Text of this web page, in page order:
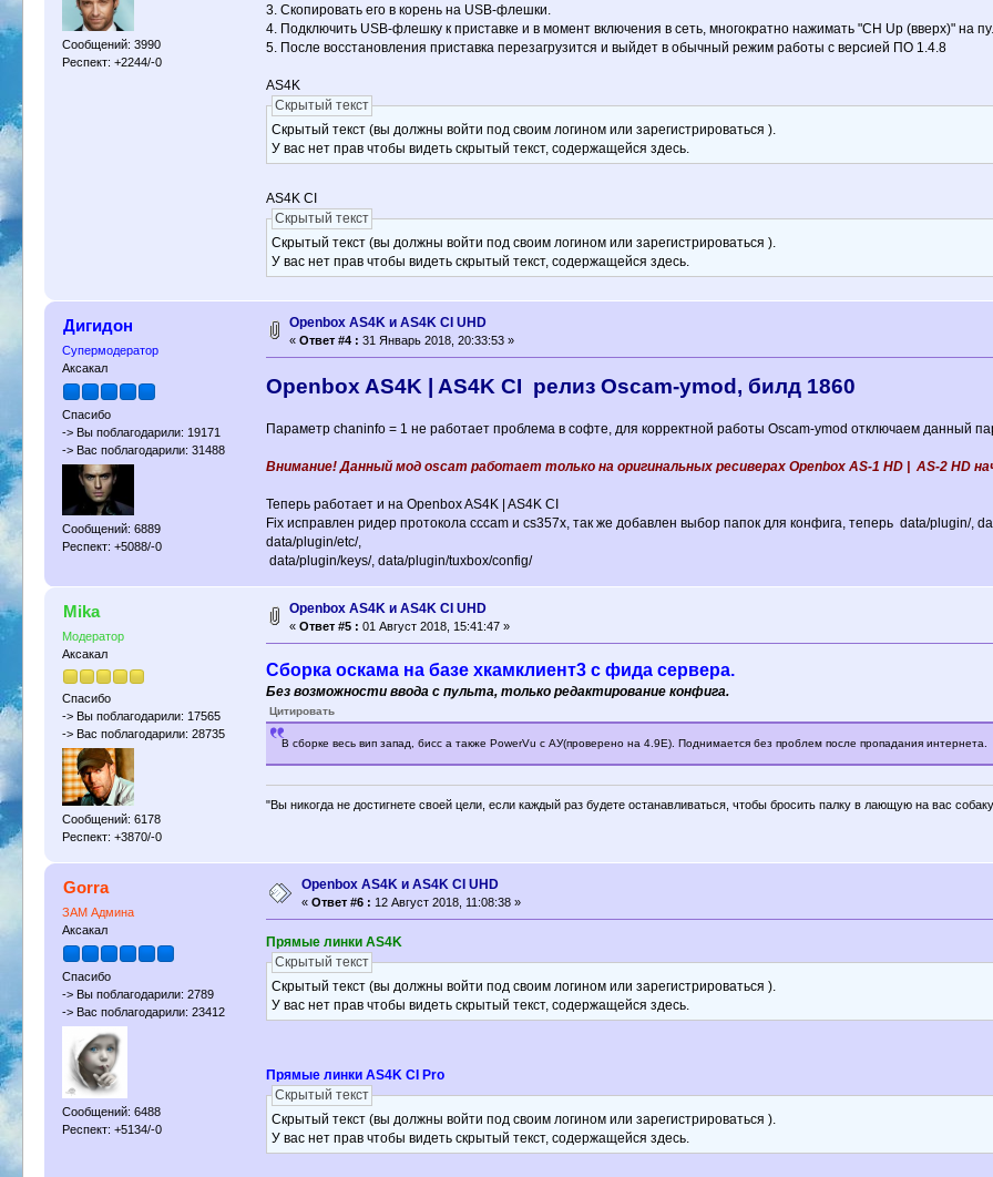
Сообщений: 3990
Респект: +2244/-0
3. Скопировать его в корень на USB-флешки.
4. Подключить USB-флешку к приставке и в момент включения в сеть, многократно нажимать "CH Up (вверх)" на
5. После восстановления приставка перезагрузится и выйдет в обычный режим работы с версией ПО 1.4.8
AS4K
Скрытый текст
Скрытый текст (вы должны войти под своим логином или зарегистрироваться ).
У вас нет прав чтобы видеть скрытый текст, содержащейся здесь.
AS4K CI
Скрытый текст
Скрытый текст (вы должны войти под своим логином или зарегистрироваться ).
У вас нет прав чтобы видеть скрытый текст, содержащейся здесь.
Дигидон
Супермодератор
Аксакал
Спасибо
-> Вы поблагодарили: 19171
-> Вас поблагодарили: 31488
Сообщений: 6889
Респект: +5088/-0
Openbox AS4K и AS4K CI UHD
«Ответ #4 : 31 Январь 2018, 20:33:53 »
Openbox AS4K | AS4K CI релиз Oscam-ymod, билд 1860
Параметр chaninfo = 1 не работает проблема в софте, для корректной работы Oscam-ymod отключаем данный
Внимание! Данный мод oscam работает только на оригинальных ресиверах Openbox AS-1 HD | AS-2 HD
Теперь работает и на Openbox AS4K | AS4K CI
Fix исправлен ридер протокола cccam и cs357x, так же добавлен выбор папок для конфига, теперь data/plugin/,
data/plugin/etc/,
data/plugin/keys/, data/plugin/tuxbox/config/
Mika
Модератор
Аксакал
Спасибо
-> Вы поблагодарили: 17565
-> Вас поблагодарили: 28735
Сообщений: 6178
Респект: +3870/-0
Openbox AS4K и AS4K CI UHD
«Ответ #5 : 01 Август 2018, 15:41:47 »
Сборка оскама на базе хкамклиент3 с фида сервера.
Без возможности ввода с пульта, только редактирование конфига.
Цитировать
В сборке весь вип запад, бисс а также PowerVu с АУ(проверено на 4.9Е). Поднимается без проблем после пропадания интернета.
"Вы никогда не достигнете своей цели, если каждый раз будете останавливаться, чтобы бросить палку в лающую на вас
Gorra
ЗАМ Админа
Аксакал
Спасибо
-> Вы поблагодарили: 2789
-> Вас поблагодарили: 23412
Сообщений: 6488
Респект: +5134/-0
Openbox AS4K и AS4K CI UHD
«Ответ #6 : 12 Август 2018, 11:08:38 »
Прямые линки AS4K
Скрытый текст
Скрытый текст (вы должны войти под своим логином или зарегистрироваться ).
У вас нет прав чтобы видеть скрытый текст, содержащейся здесь.
Прямые линки AS4K CI Pro
Скрытый текст
Скрытый текст (вы должны войти под своим логином или зарегистрироваться ).
У вас нет прав чтобы видеть скрытый текст, содержащейся здесь.